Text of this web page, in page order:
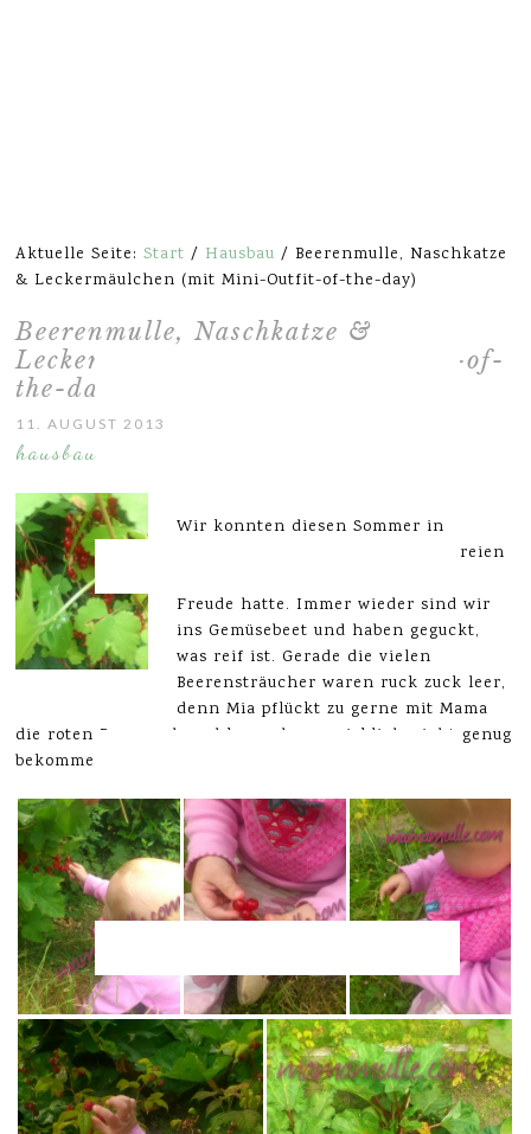
Aktuelle Seite:Start / Hausbau / Beerenmulle, Naschkatze
& Leckermäulchen (mit Mini-Outfit-of-the-day)
Beerenmulle, Naschkatze &
Leckermäulchen (mit Mini-Outfit-of-
the-day)
11. AUGUST 2013
hausbau
Wir konnten diesen Sommer in
unserem Garten ganz viele Leckereien
Freude hatte. Immer wieder sind wir
ins Gemüsebeet und haben geguckt,
was reif ist. Gerade die vielen
Beerensträucher waren ruck zuck leer,
denn Mia pflückt zu gerne mit Mama
die roten Beeren ab und kann davon wirklich nicht genug
bekommen. Die schmecken aber auch zu lecker. 😀